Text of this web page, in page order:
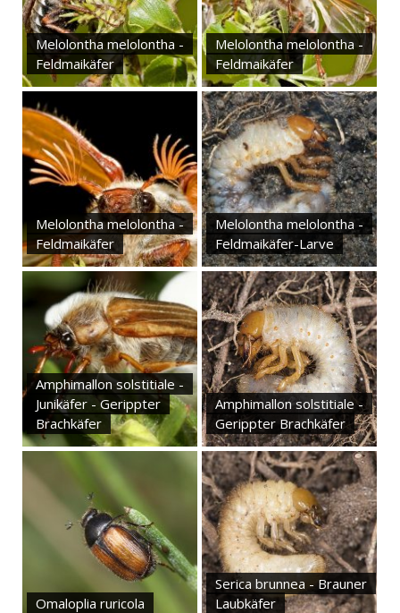
Melolontha melolontha -
Feldmaikäfer
Melolontha melolontha -
Feldmaikäfer
Melolontha melolontha -
Feldmaikäfer
Melolontha melolontha -
Feldmaikäfer-Larve
Amphimallon solstitiale -
Junikäfer - Gerippter
Brachkäfer
Amphimallon solstitiale -
Gerippter Brachkäfer
Omaloplia ruricola
Serica brunnea - Brauner
Laubkäfer